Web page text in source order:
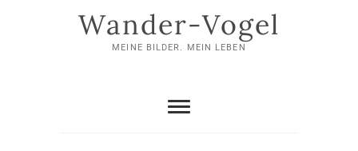
Wander-Vogel
MEINE BILDER. MEIN LEBEN